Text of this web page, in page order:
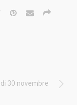
30 novembre